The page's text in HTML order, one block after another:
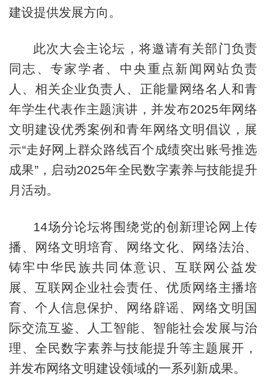
建设提供发展方向。
此次大会主论坛，将邀请有关部门负责
同志、专家学者、中央重点新闻网站负责
人、相关企业负责人、正能量网络名人和青
年学生代表作主题演讲，并发布2025年网络
文明建设优秀案例和青年网络文明倡议，展
示“走好网上群众路线百个成绩突出账号推选
成果”，启动2025年全民数字素养与技能提升
月活动。
14场分论坛将围绕党的创新理论网上传
播、网络文明培育、网络文化、网络法治、
铸牢中华民族共同体意识、互联网公益发
展、互联网企业社会责任、优质网络主播培
育、个人信息保护、网络辟谣、网络文明国
际交流互鉴、人工智能、智能社会发展与治
理、全民数字素养与技能提升等主题展开，
并发布网络文明建设领域的一系列新成果。